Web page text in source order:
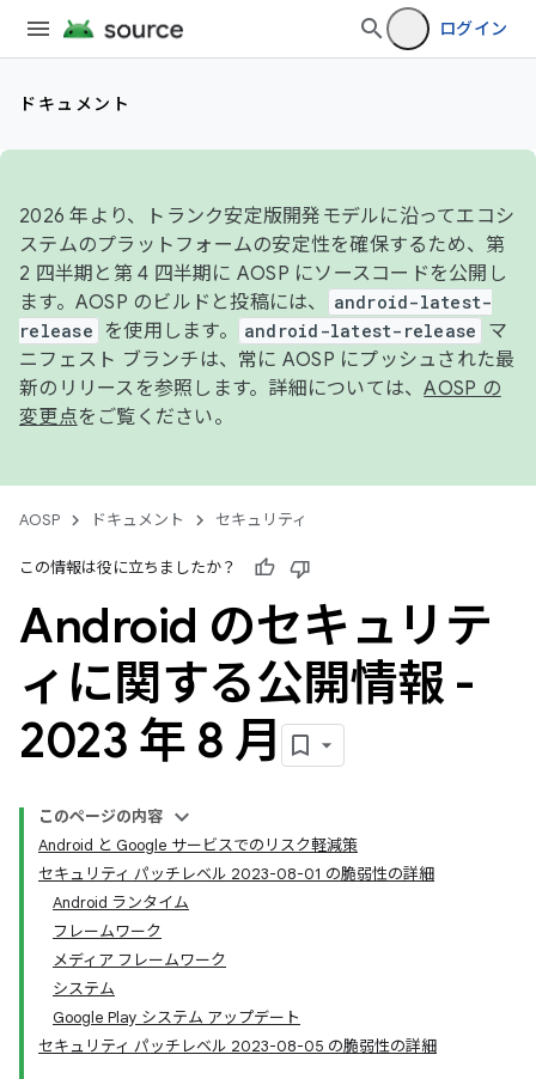
ログイン
ドキュメント
2026 年より、トランク安定版開発モデルに沿ってエコシ
ステムのプラットフォームの安定性を確保するため、第
2 四半期と第 4 四半期に AOSP にソースコードを公開し
ます。AOSP のビルドと投稿には、
android-latest-
release
を使用します。 android-latest-release
マ
ニフェスト ブランチは、常に AOSP にプッシュされた最
新のリリースを参照します。詳細については、AOSP の
変更点をご覧ください。
AOSP ドキュメント セキュリティ
この情報は役に立ちましたか？
Android のセキュリテ
ィに関する公開情報 -
2023 年 8 月
このページの内容
Android と Google サービスでのリスク軽減策
セキュリティ パッチレベル 2023-08-01 の脆弱性の詳細
Android ランタイム
フレームワーク
メディア フレームワーク
システム
Google Play システム アップデート
セキュリティ パッチレベル 2023-08-05 の脆弱性の詳細